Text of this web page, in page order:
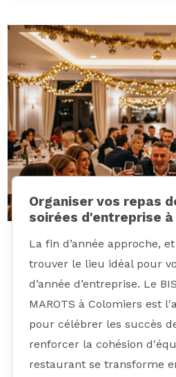
Organiser vos repas
soirées d'entreprise à
La fin d’année approche,
trouver le lieu idéal pour
d’année d’entreprise. Le
MAROTS à Colomiers est
pour célébrer les succès
renforcer la cohésion
restaurant se transforme